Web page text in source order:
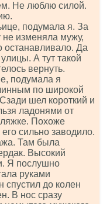
Не люблю силой.
подумала я. За
не изменяла мужу,
останавливало. Да
А тут такой
вернуть.
подумала я
по широкой
шел короткий и
ладонями от
Похоже
сильно заводило.
Там была
Высокий
Я послушно
руками
спустил до колен
В нос сразу